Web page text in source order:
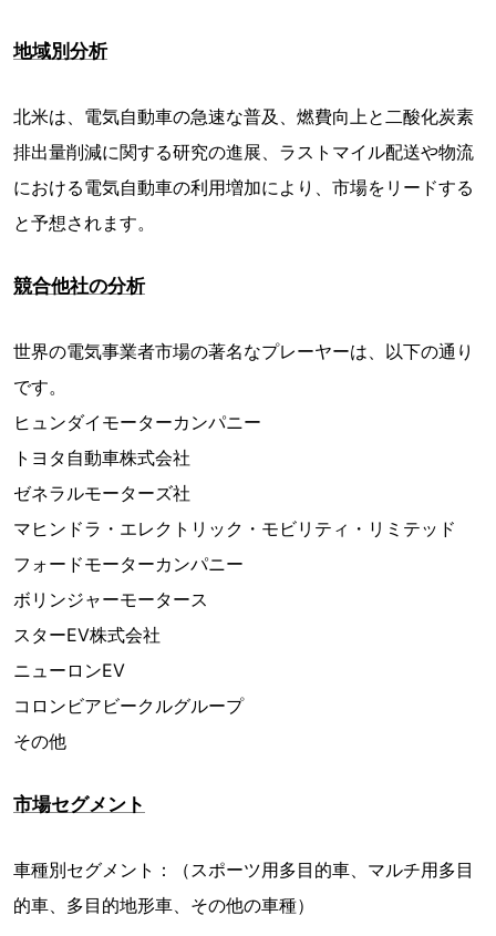
地域別分析
北米は、電気自動車の急速な普及、燃費向上と二酸化炭素
排出量削減に関する研究の進展、ラストマイル配送や物流
における電気自動車の利用増加により、市場をリードする
と予想されます。
競合他社の分析
世界の電気事業者市場の著名なプレーヤーは、以下の通り
です。
ヒュンダイモーターカンパニー
トヨタ自動車株式会社
ゼネラルモーターズ社
マヒンドラ・エレクトリック・モビリティ・リミテッド
フォードモーターカンパニー
ボリンジャーモータース
スターEV株式会社
ニューロンEV
コロンビアビークルグループ
その他
市場セグメント
車種別セグメント：（スポーツ用多目的車、マルチ用多目
的車、多目的地形車、その他の車種）